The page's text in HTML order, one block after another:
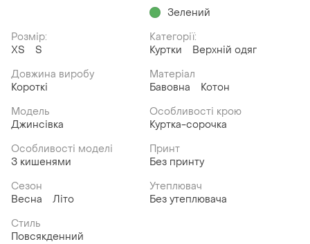
Зелений
Розмір:
ХS
S
Категорії:
Куртки
Верхній одяг
Довжина виробу
Короткі
Матеріал
Бавовна
Котон
Модель
Джинсівка
Особливості крою
Куртка-сорочка
Особливості моделі
З кишенями
Принт
Без принту
Сезон
Весна
Літо
Утеплювач
Без утеплювача
Стиль
Повсякденний